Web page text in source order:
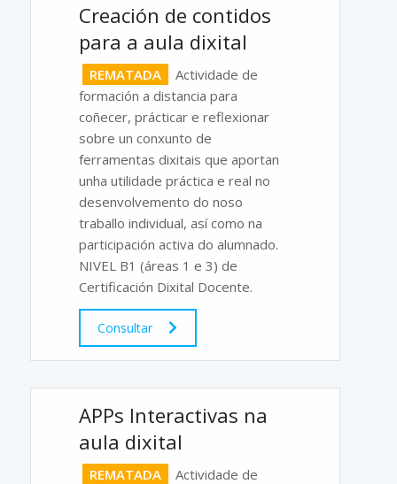
Creación de contidos
para a aula dixital
REMATADA
Actividade de
formación a distancia para
coñecer, prácticar e reflexionar
sobre un conxunto de
ferramentas dixitais que aportan
unha utilidade práctica e real no
desenvolvemento do noso
traballo individual, así como na
participación activa do alumnado.
NIVEL B1 (áreas 1 e 3) de
Certificación Dixital Docente.
Consultar
APPs Interactivas na
aula dixital
REMATADA
Actividade de